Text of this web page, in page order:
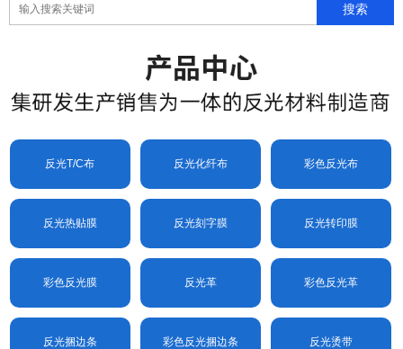
反光T/C布 反光化纤布 彩色反光布
反光热贴膜 反光刻字膜 反光转印膜
彩色反光膜 反光革 彩色反光革
反光捆边条 彩色反光捆边条 反光烫带